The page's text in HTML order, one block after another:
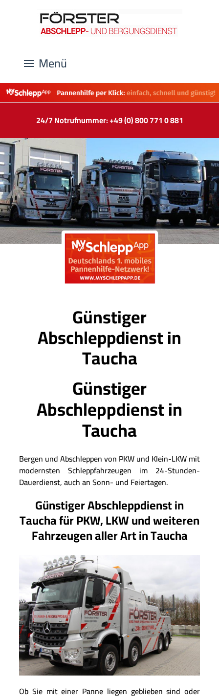
Menü
24/7 Notrufnummer: +49 (0) 800 771 0 881
Günstiger
Abschleppdienst in
Taucha
Günstiger
Abschleppdienst in
Taucha
Bergen und Abschleppen von PKW und Klein-LKW mit
modernsten Schleppfahrzeugen im 24-Stunden-
Dauerdienst, auch an Sonn- und Feiertagen.
Günstiger Abschleppdienst in
Taucha für PKW, LKW und weiteren
Fahrzeugen aller Art in Taucha
Ob Sie mit einer Panne liegen geblieben sind oder